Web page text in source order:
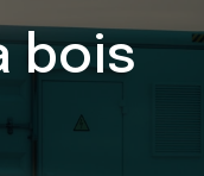
bois